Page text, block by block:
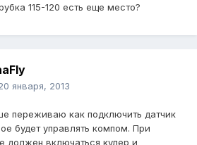
115-120 есть еще место?
января, 2013
переживаю как подключить датчик
будет управлять компом. При
должен включаться кулер и